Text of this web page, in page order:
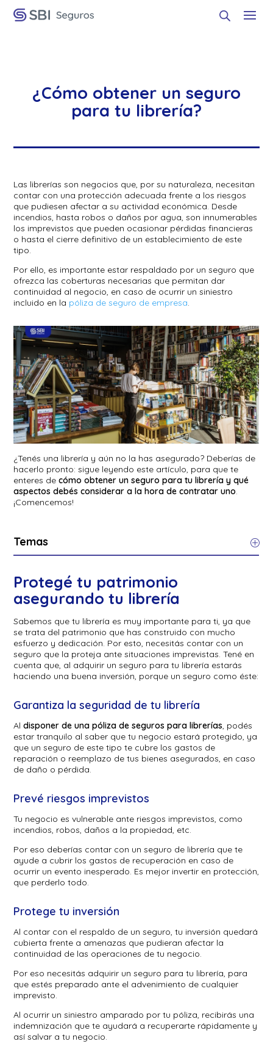
¿Cómo obtener un seguro
para tu librería?
Las librerías son negocios que, por su naturaleza, necesitan
contar con una protección adecuada frente a los riesgos
que pudiesen afectar a su actividad económica. Desde
incendios, hasta robos o daños por agua, son innumerables
los imprevistos que pueden ocasionar pérdidas financieras
o hasta el cierre definitivo de un establecimiento de este
tipo.
Por ello, es importante estar respaldado por un seguro que
ofrezca las coberturas necesarias que permitan dar
continuidad al negocio, en caso de ocurrir un siniestro
incluido en la póliza de seguro de empresa.
¿Tenés una librería y aún no la has asegurado? Deberías de
hacerlo pronto: sigue leyendo este artículo, para que te
enteres decómo obtener un seguro para tu librería y qué
aspectos debés considerar a la hora de contratar uno.
¡Comencemos!
Temas
Protegé tu patrimonio
asegurando tu librería
Sabemos que tu librería es muy importante para ti, ya que
se trata del patrimonio que has construido con mucho
esfuerzo y dedicación. Por esto, necesitás contar con un
seguro que la proteja ante situaciones imprevistas. Tené en
cuenta que, al adquirir un seguro para tu librería estarás
haciendo una buena inversión, porque un seguro como éste:
Garantiza la seguridad de tu librería
Aldisponer de una póliza de seguros para librerías, podés
estar tranquilo al saber que tu negocio estará protegido, ya
que un seguro de este tipo te cubre los gastos de
reparación o reemplazo de tus bienes asegurados, en caso
de daño o pérdida.
Prevé riesgos imprevistos
Tu negocio es vulnerable ante riesgos imprevistos, como
incendios, robos, daños a la propiedad, etc.
Por eso deberías contar con un seguro de librería que te
ayude a cubrir los gastos de recuperación en caso de
ocurrir un evento inesperado. Es mejor invertir en protección,
que perderlo todo.
Protege tu inversión
Al contar con el respaldo de un seguro, tu inversión quedará
cubierta frente a amenazas que pudieran afectar la
continuidad de las operaciones de tu negocio.
Por eso necesitás adquirir un seguro para tu librería, para
que estés preparado ante el advenimiento de cualquier
imprevisto.
Al ocurrir un siniestro amparado por tu póliza, recibirás una
indemnización que te ayudará a recuperarte rápidamente y
así salvar a tu negocio.